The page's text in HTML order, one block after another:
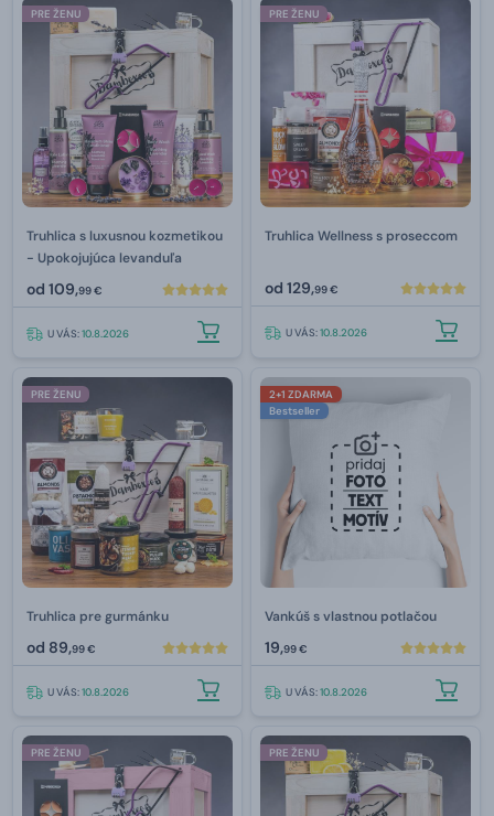
PRE ŽENU
Truhlica s luxusnou kozmetikou
- Upokojujúca levanduľa
od 109,99 €
U VÁS:10.8.2026
PRE ŽENU
Truhlica Wellness s proseccom
od 129,99 €
U VÁS:10.8.2026
PRE ŽENU
Truhlica pre gurmánku
od 89,99 €
U VÁS:10.8.2026
2+1 ZDARMA
Bestseller
Vankúš s vlastnou potlačou
19,99 €
U VÁS:10.8.2026
PRE ŽENU PRE ŽENU